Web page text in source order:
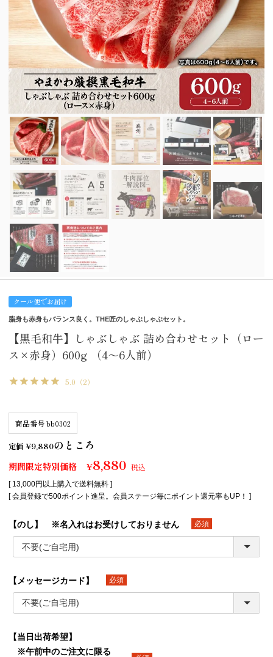
クール便でお届け
脂身も赤身もバランス良く。THE匠のしゃぶしゃぶセット。
【黒毛和牛】しゃぶしゃぶ 詰め合わせセット（ロー
ス×赤身）600g （4～6人前）
5.0 （2）
商品番号bb0302
定価 ¥9,880のところ
期間限定特別価格 ¥8,880 税込
[ 13,000円以上購入で送料無料 ]
[ 会員登録で500ポイント進呈。会員ステージ毎にポイント還元率もUP！ ]
【のし】 ※名入れはお受けしておりません
(必須)
【メッセージカード】
(必須)
【当日出荷希望】
※午前中のご注文に限る